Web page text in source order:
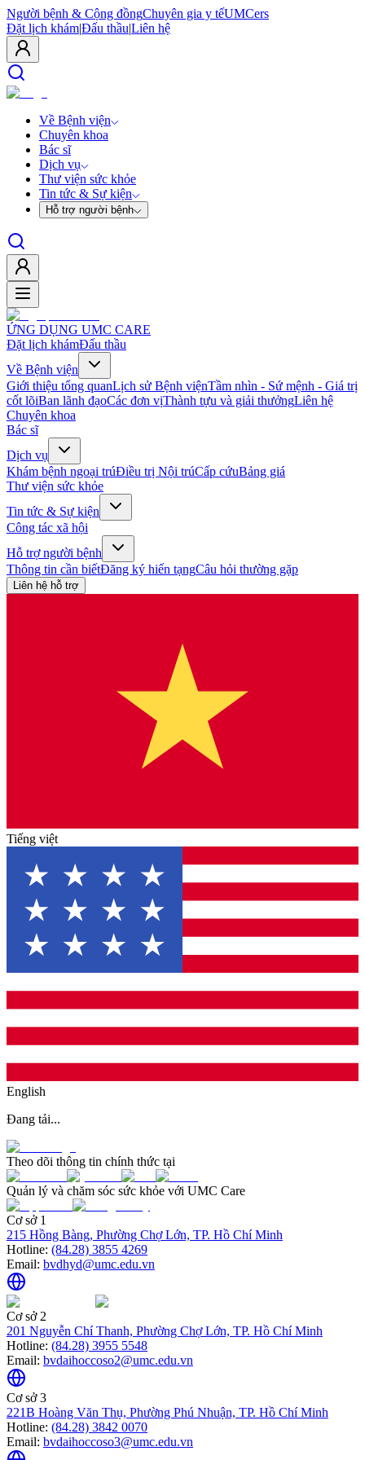
Người bệnh & Cộng đồngChuyên gia y tếUMCers
Đặt lịch khám|Đấu thầu|Liên hệ
Về Bệnh viện
Chuyên khoa
Bác sĩ
Dịch vụ
Thư viện sức khỏe
Tin tức & Sự kiện
Hỗ trợ người bệnh
ỨNG DỤNG UMC CARE
Đặt lịch khámĐấu thầu
Về Bệnh viện
Giới thiệu tổng quanLịch sử Bệnh việnTầm nhìn - Sứ mệnh - Giá trị
cốt lõiBan lãnh đạoCác đơn vịThành tựu và giải thưởngLiên hệ
Chuyên khoa
Bác sĩ
Dịch vụ
Khám bệnh ngoại trúĐiều trị Nội trúCấp cứuBảng giá
Thư viện sức khỏe
Tin tức & Sự kiện
Công tác xã hội
Hỗ trợ người bệnh
Thông tin cần biếtĐăng ký hiến tạngCâu hỏi thường gặp
Liên hệ hỗ trợ
Tiếng việt
English
Đang tải...
Theo dõi thông tin chính thức tại
Quản lý và chăm sóc sức khỏe với UMC Care
Cơ sở 1
215 Hồng Bàng, Phường Chợ Lớn, TP. Hồ Chí Minh
Hotline: (84.28) 3855 4269
Email: bvdhyd@umc.edu.vn
Cơ sở 2
201 Nguyễn Chí Thanh, Phường Chợ Lớn, TP. Hồ Chí Minh
Hotline: (84.28) 3955 5548
Email: bvdaihoccoso2@umc.edu.vn
Cơ sở 3
221B Hoàng Văn Thụ, Phường Phú Nhuận, TP. Hồ Chí Minh
Hotline: (84.28) 3842 0070
Email: bvdaihoccoso3@umc.edu.vn